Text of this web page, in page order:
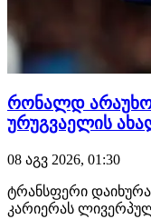
რონალდ
ურუგვაელის
08 აგვ 2026, 01:30
ტრანსფერი
კარიერას